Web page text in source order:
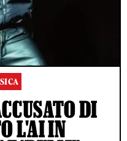
DI
L'AI IN